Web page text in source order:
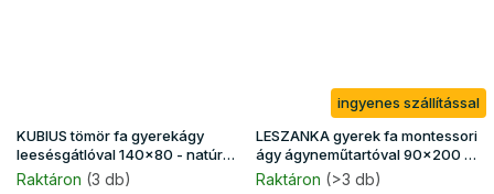
KUBIUS tömör fa gyerekágy
leesésgátlóval 140x80 - natúr
borovi
Raktáron (3 db)
ingyenes szállítással
LESZANKA gyerek fa montessori
ágy ágyneműtartóval 90x200 -
fehér
Raktáron (>3 db)